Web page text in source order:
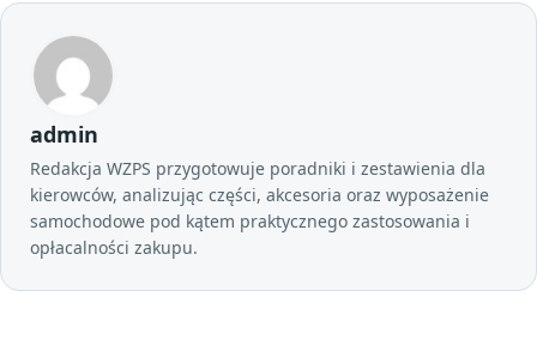
admin
Redakcja WZPS przygotowuje poradniki i zestawienia dla
kierowców, analizując części, akcesoria oraz wyposażenie
samochodowe pod kątem praktycznego zastosowania i
opłacalności zakupu.